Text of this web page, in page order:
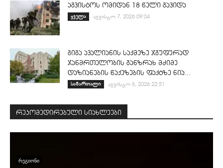
აგვისტოს ომიდან 18 წელი გავიდა
ყველა აგვისტო 7, 2026 09:04
გიგა ავალიანის საქმეზე ჯგუფურად
ჯანმრთელობის განზრახ მძიმე
დაზიანების წაქეზების ფაქტზე ნია...
სამართალი აგვისტო 6, 2026 22:51
რეკომედირებული სიახლეები
ᲠᲔᲒᲘᲝᲜᲘ